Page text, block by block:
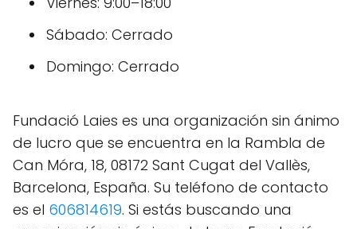
Sábado: Cerrado
Domingo: Cerrado
Fundació Laies es una organización sin ánimo
de lucro que se encuentra en la Rambla de
Can Móra, 18, 08172 Sant Cugat del Vallès,
Barcelona, España. Su teléfono de contacto
es el 606814619. Si estás buscando una